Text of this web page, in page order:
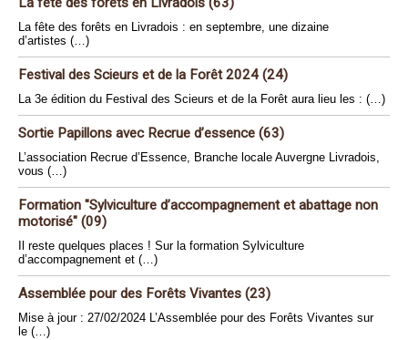
La fête des forêts en Livradois : en septembre, une dizaine
d’artistes (…)
Festival des Scieurs et de la Forêt 2024 (24)
La 3e édition du Festival des Scieurs et de la Forêt aura lieu les : (…)
Sortie Papillons avec Recrue d’essence (63)
L’association Recrue d’Essence, Branche locale Auvergne Livradois,
vous (…)
Formation "Sylviculture d’accompagnement et abattage non
motorisé" (09)
Il reste quelques places ! Sur la formation Sylviculture
d’accompagnement et (…)
Assemblée pour des Forêts Vivantes (23)
Mise à jour : 27/02/2024 L’Assemblée pour des Forêts Vivantes sur
le (…)